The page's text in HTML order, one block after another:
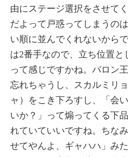
由にステージ選択をさせて
だよって戸惑ってしまうの
い順に並んでくれないから
は2番手なので、立ち位置と
って感じですかね。バロン
忘れちゃうし、スカルミリ
ャ）をこき下ろすし、「会
いか？」って煽ってくる下
れていていいですね。ちな
せてやんよ、ギャハハ」み